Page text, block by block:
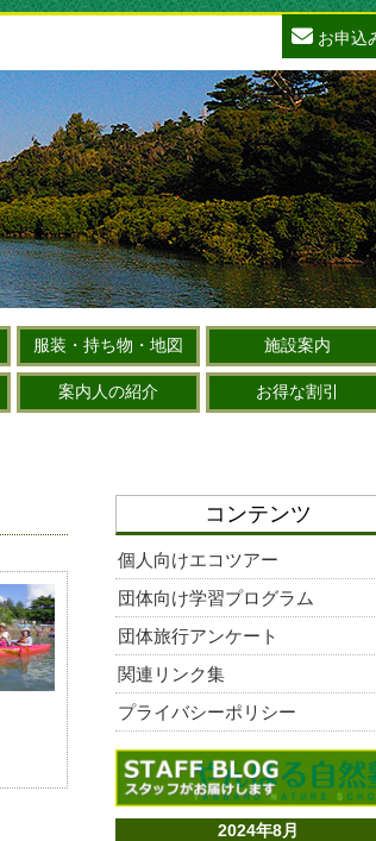
お申込
服装・持ち物・地図 施設案内
案内人の紹介 お得な割引
コンテンツ
個人向けエコツアー
団体向け学習プログラム
団体旅行アンケート
関連リンク集
プライバシーポリシー
2024年8月